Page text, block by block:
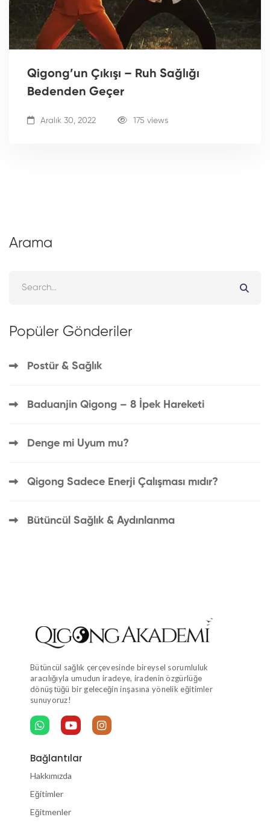
Qigong’un Çıkışı – Ruh Sağlığı
Bedenden Geçer
Aralık 30, 2022 175 views
Arama
Popüler Gönderiler
Postür & Sağlık
Baduanjin Qigong – 8 İpek Hareketi
Denge mi Uyum mu?
Qigong Sadece Enerji Çalışması mıdır?
Bütüncül Sağlık & Aydınlanma
Bütüncül sağlık çerçevesinde bireysel sorumluluk
aracılığıyla umudun iradeye, iradenin özgürlüğe
dönüştüğü bir geleceğin inşasına yönelik eğitimler
sunuyoruz!
Bağlantılar
Hakkımızda
Eğitimler
Eğitmenler